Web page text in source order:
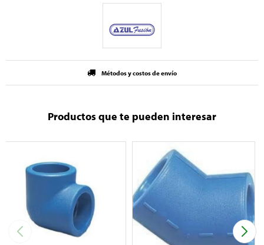
Métodos y costos de envío
Productos que te pueden interesar